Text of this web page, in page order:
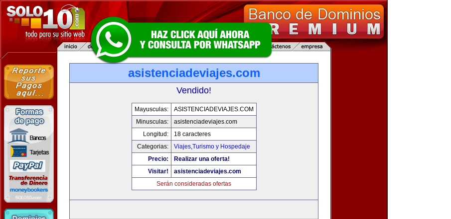
asistenciadeviajes.com
Vendido!
Mayusculas:
ASISTENCIADEVIAJES.COM
Minusculas:
asistenciadeviajes.com
Longitud:
18 caracteres
Categorias:
Viajes,Turismo y Hospedaje
Precio:
Realizar una oferta!
Visitar!
asistenciadeviajes.com
Serán consideradas ofertas